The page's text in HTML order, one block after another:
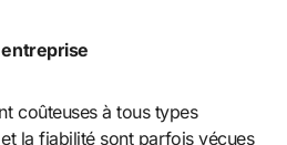
coûteuses à tous types
la fiabilité sont parfois vécues